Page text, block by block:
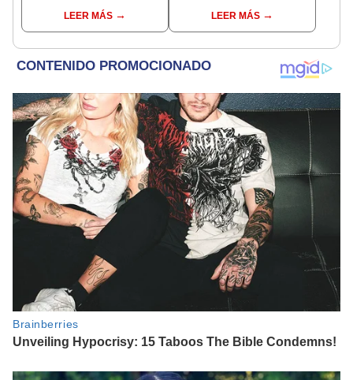
LEER MÁS
y La Libertad
LEER MÁS